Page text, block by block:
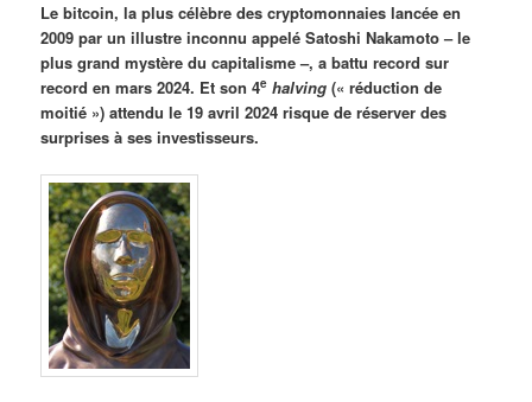
Le bitcoin, la plus célèbre des cryptomonnaies lancée en
2009 par un illustre inconnu appelé Satoshi Nakamoto – le
plus grand mystère du capitalisme –, a battu record sur
record en mars 2024. Et son 4e halving (« réduction de
moitié ») attendu le 19 avril 2024 risque de réserver des
surprises à ses investisseurs.